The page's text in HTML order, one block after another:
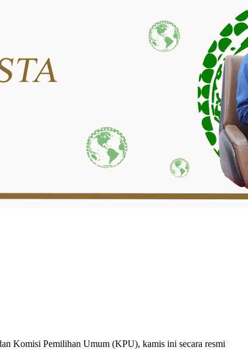
Komisi Pemilihan Umum (KPU), kamis ini secara resmi